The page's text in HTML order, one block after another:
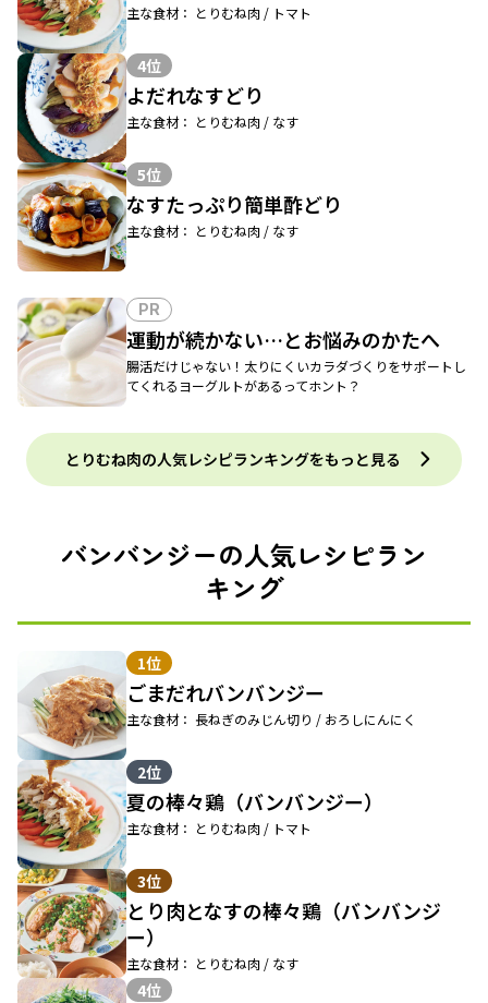
主な食材： とりむね肉 / トマト
4位
よだれなすどり
主な食材： とりむね肉 / なす
5位
なすたっぷり簡単酢どり
主な食材： とりむね肉 / なす
PR
運動が続かない…とお悩みのかたへ
腸活だけじゃない！太りにくいカラダづくりをサポートし
てくれるヨーグルトがあるってホント？
とりむね肉の人気レシピランキングをもっと見る
バンバンジーの人気レシピラン
キング
1位
ごまだれバンバンジー
主な食材： 長ねぎのみじん切り / おろしにんにく
2位
夏の棒々鶏（バンバンジー）
主な食材： とりむね肉 / トマト
3位
とり肉となすの棒々鶏（バンバンジ
ー）
主な食材： とりむね肉 / なす
4位